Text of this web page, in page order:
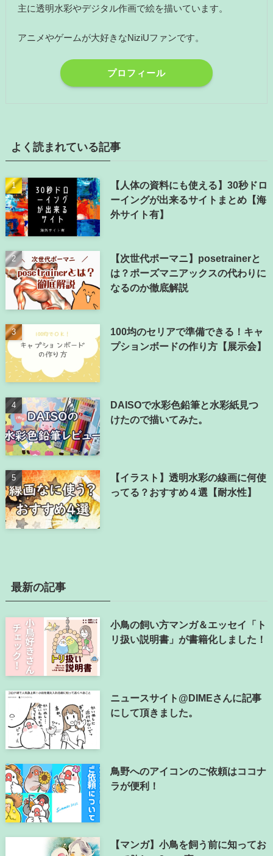
主に透明水彩やデジタル作画で絵を描いています。
アニメやゲームが大好きなNiziUファンです。
プロフィール
よく読まれている記事
【人体の資料にも使える】30秒ドロ
ーイングが出来るサイトまとめ【海
外サイト有】
【次世代ポーマニ】posetrainerと
は？ポーズマニアックスの代わりに
なるのか徹底解説
100均のセリアで準備できる！キャ
プションボードの作り方【展示会】
DAISOで水彩色鉛筆と水彩紙見つ
けたので描いてみた。
【イラスト】透明水彩の線画に何使
ってる？おすすめ４選【耐水性】
最新の記事
小鳥の飼い方マンガ＆エッセイ「ト
リ扱い説明書」が書籍化しました！
ニュースサイト@DIMEさんに記事
にして頂きました。
鳥野へのアイコンのご依頼はココナ
ラが便利！
【マンガ】小鳥を飼う前に知ってお